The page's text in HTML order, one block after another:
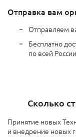
Отправка вам
Отправляем
Бесплатно
по всей
Сколько
Принятие новых
и внедрение новых